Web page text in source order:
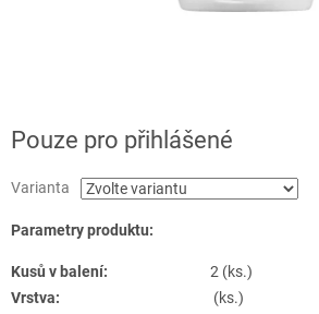
Pouze pro přihlášené
Varianta
Parametry produktu:
Kusů v balení:
2 (ks.)
Vrstva:
(ks.)